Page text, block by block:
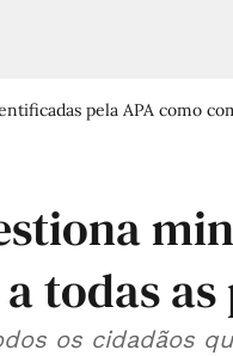
pela APA como
todas
os cidadãos